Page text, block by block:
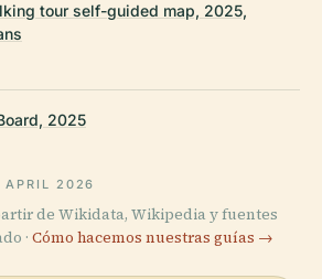
tour self-guided map, 2025,
2025
APRIL 2026
de Wikidata, Wikipedia y fuentes
· Cómo hacemos nuestras guías →